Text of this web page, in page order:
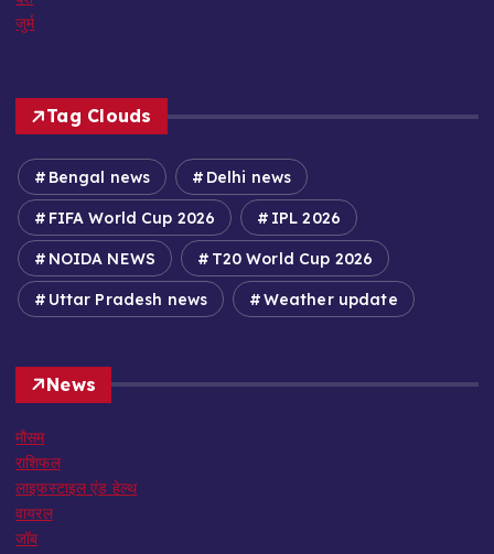
जुर्म
Tag Clouds
Bengal news Delhi news
FIFA World Cup 2026 IPL 2026
NOIDA NEWS T20 World Cup 2026
Uttar Pradesh news Weather update
News
मौसम
राशिफल
लाइफस्टाइल एंड हेल्थ
वायरल
जॉब